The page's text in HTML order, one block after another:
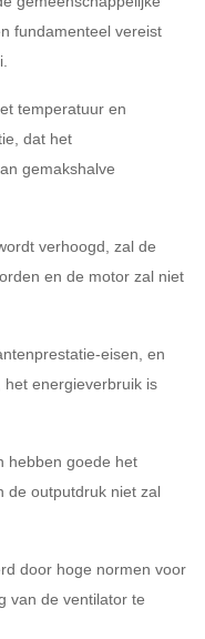
SS304, SS316,
Q235, Q345,
SS304, SS316,
45# staal (koolstof
FAG, SKF, NSK,
ZWZ…
Vochtigere, Elektrische
fundamenteel vereist
temperatuur en
dat het
gemakshalve
verhoogd, zal de
en de motor zal niet
eisen, en
energieverbruik is
hebben goede het
de outputdruk niet zal
door hoge normen voor
van de ventilator te